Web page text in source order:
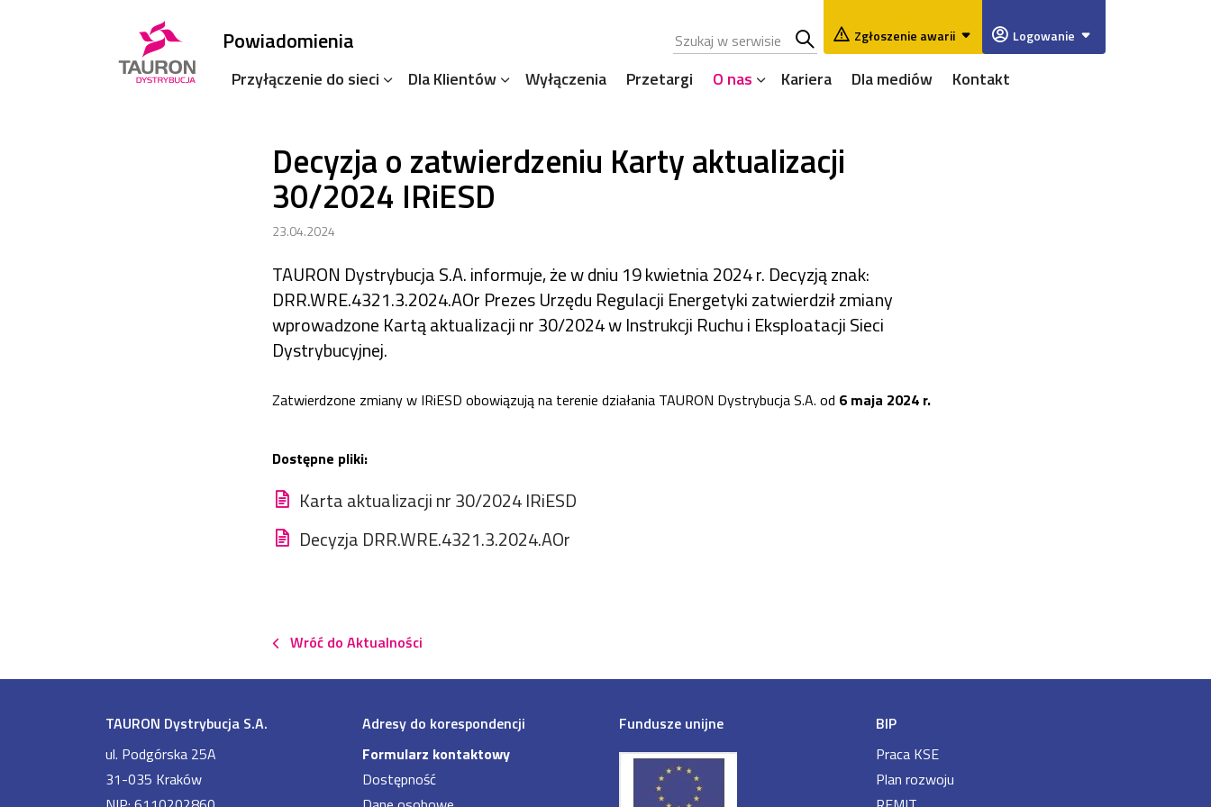
Powiadomienia Zgłoszenie awarii Logowanie
Przyłączenie do sieci Dla Klientów Wyłączenia Przetargi O nas Kariera Dla mediów Kontakt
Decyzja o zatwierdzeniu Karty aktualizacji
30/2024 IRiESD
23.04.2024
TAURON Dystrybucja S.A. informuje, że w dniu 19 kwietnia 2024 r. Decyzją znak:
DRR.WRE.4321.3.2024.AOr Prezes Urzędu Regulacji Energetyki zatwierdził zmiany
wprowadzone Kartą aktualizacji nr 30/2024 w Instrukcji Ruchu i Eksploatacji Sieci
Dystrybucyjnej.
Zatwierdzone zmiany w IRiESD obowiązują na terenie działania TAURON Dystrybucja S.A. od 6 maja 2024 r.
Dostępne pliki:
Karta aktualizacji nr 30/2024 IRiESD
Decyzja DRR.WRE.4321.3.2024.AOr
Wróć do Aktualności
TAURON Dystrybucja S.A.
ul. Podgórska 25A
31-035 Kraków
Adresy do korespondencji
Formularz kontaktowy
Dostępność
Fundusze unijne
BIP
Praca KSE
Plan rozwoju